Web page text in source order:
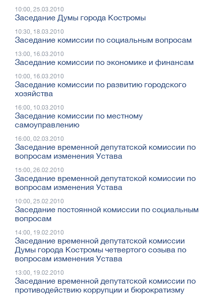
10:00, 25.03.2010
Заседание Думы города Костромы
10:30, 18.03.2010
Заседание комиссии по социальным вопросам
13:00, 16.03.2010
Заседание комиссии по экономике и финансам
10:00, 16.03.2010
Заседание комиссии по развитию городского
хозяйства
16:00, 10.03.2010
Заседание комиссии по местному
самоуправлению
16:00, 02.03.2010
Заседание временной депутатской комиссии по
вопросам изменения Устава
15:00, 26.02.2010
Заседание временной депутатской комиссии по
вопросам изменения Устава
10:00, 25.02.2010
Заседание постоянной комиссии по социальным
вопросам
14:00, 19.02.2010
Заседание временной депутатской комиссии
Думы города Костромы четвертого созыва по
вопросам изменения Устава
13:00, 19.02.2010
Заседание временной депутатской комиссии по
противодействию коррупции и бюрократизму